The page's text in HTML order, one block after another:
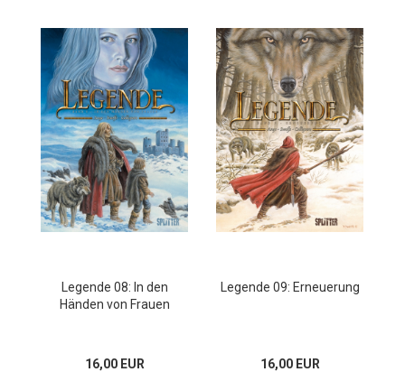
Legende 08: In den
Händen von Frauen
16,00 EUR
Legende 09: Erneuerung
16,00 EUR